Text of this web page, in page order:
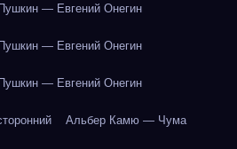
— Евгений Онегин
— Евгений Онегин
— Евгений Онегин
Альбер Камю — Чума